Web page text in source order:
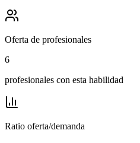
Oferta de profesionales
6
profesionales con esta habilidad
Ratio oferta/demanda